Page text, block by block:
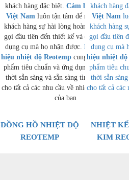
khách hàng đặc biệt. Cảm biến Reotemp
Việt Nam luôn tận tâm để mang đến cho
khách hàng sự hài lòng hoàn toàn, từ cuộc
gọi đầu tiên đến thiết kế và chất lượng của
dụng cụ mà họ nhận được. Bộ truyền tín
hiệu nhiệt độ Reotemp cung cấp cả các sản
phẩm tiêu chuẩn và ứng dụng cụ thể, đồng
thời sẵn sàng và sẵn sàng tìm ra giải pháp
cho tất cả các nhu cầu về nhiệt độ và áp suất
của bạn
ĐỒNG HỒ NHIỆT ĐỘ
REOTEMP
khách hàng
Việt Nam
khách hàng
gọi đầu tiên
dụng cụ mà
hiệu nhiệt độ
phẩm tiêu
thời sẵn
cho tất cả các
NHIỆT
KIM